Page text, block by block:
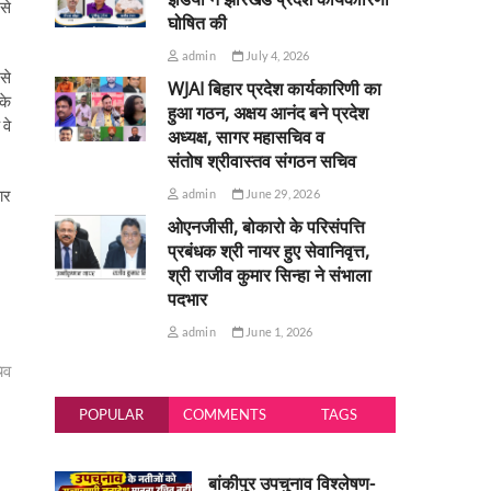
से
घोषित की
admin July 4, 2026
WJAI बिहार प्रदेश कार्यकारिणी का
हुआ गठन, अक्षय आनंद बने प्रदेश
अध्यक्ष, सागर महासचिव व
संतोष श्रीवास्तव संगठन सचिव
admin June 29, 2026
ओएनजीसी, बोकारो के परिसंपत्ति
प्रबंधक श्री नायर हुए सेवानिवृत्त,
श्री राजीव कुमार सिन्हा ने संभाला
पदभार
admin June 1, 2026
POPULAR COMMENTS TAGS
बांकीपुर उपचुनाव विश्लेषण-